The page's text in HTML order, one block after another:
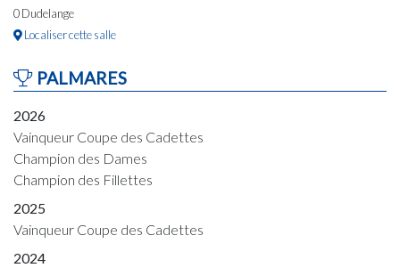
0 Dudelange
Localiser cette salle
PALMARES
2026
Vainqueur Coupe des Cadettes
Champion des Dames
Champion des Fillettes
2025
Vainqueur Coupe des Cadettes
2024